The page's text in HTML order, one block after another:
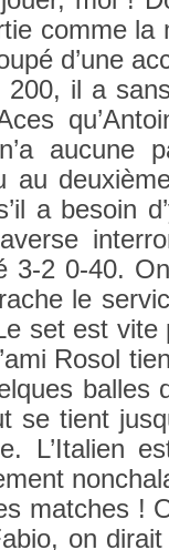
comme
d’une
200, il a
aucune
au
a be­soin
3-2 0-40.
le
set est vite
Rosol
bal­les
se tient
L’Itali­en
matches !
on di­rait